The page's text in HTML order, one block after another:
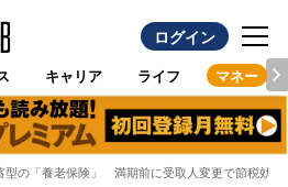
ログイン
キャリア ライフ マネー
型の「養老保険」 満期前に受取人変更で節税効果